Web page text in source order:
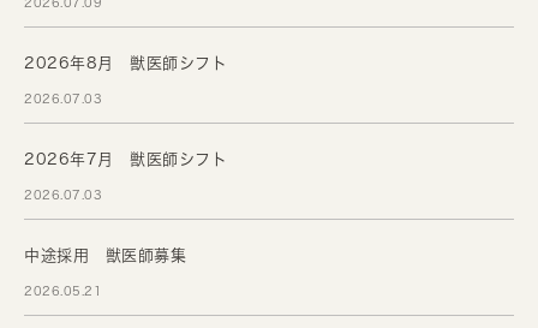
2026.07.09
2026年8月 獣医師シフト
2026.07.03
2026年7月 獣医師シフト
2026.07.03
中途採用 獣医師募集
2026.05.21